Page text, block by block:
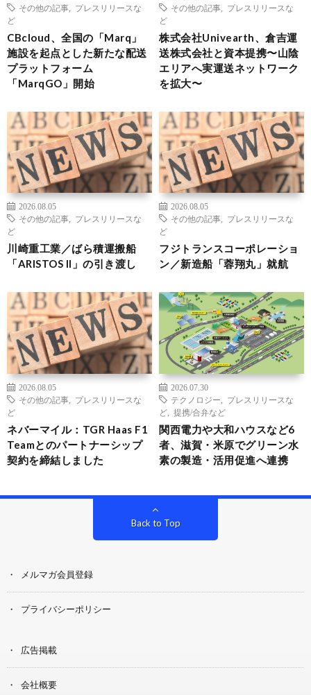
その他の記事
プレスリリースな
ど
CBcloud、全国の「Marq」
施設を起点とした新たな配送
プラットフォーム
「MarqGO」開始
その他の記事
プレスリリースな
ど
株式会社Univearth、倉吉運
送株式会社と資本提携〜山陰
エリアへ実運送ネットワーク
を拡大〜
2026.08.05
その他の記事
プレスリリースな
ど
川崎重工業／ばら積運搬船
「ARISTOS II」の引き渡し
2026.08.05
その他の記事
プレスリリースな
ど
フジトランスコーポレーショ
ン／新造船「蓉翔丸」就航
2026.08.05
その他の記事
プレスリリースな
ど
ネバーマイル：TGR Haas F1
Teamとのパートナーシップ
契約を締結しました
2026.07.30
テクノロジー
プレスリリースな
ど
提携/合弁など
関西電力や大和ハウスなど6
者、滋賀・米原でグリーン水
素の製造・活用促進へ連携
Back to Top
メルマガ会員登録
プライバシーポリシー
広告掲載
会社概要